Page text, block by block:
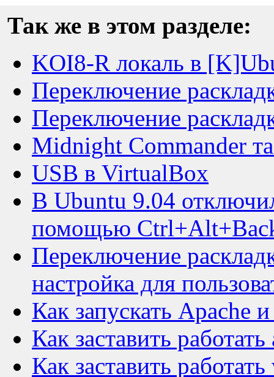
Так же в этом разделе:
KOI8-R локаль в
Переключение
Переключение
Midnight Commander
USB в VirtualBox
В Ubuntu 9.04
помощью
Переключение
настройка для
Как запускать
Как заставить
Как заставить